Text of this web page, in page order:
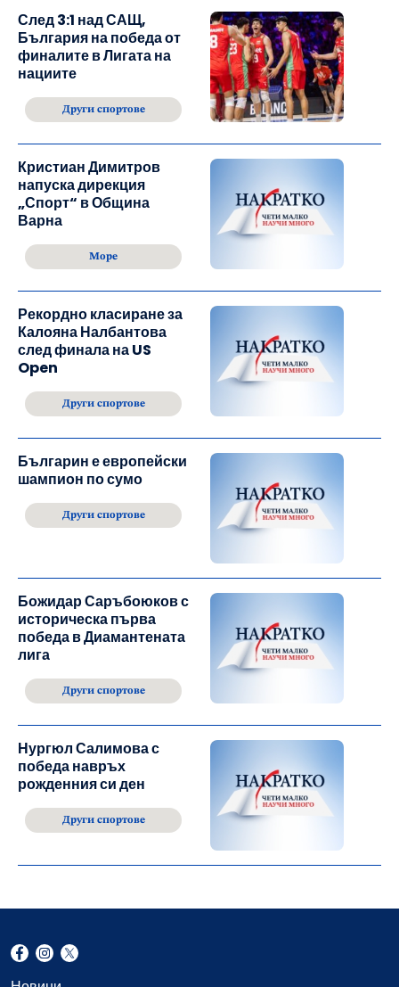
След 3:1 над САЩ,
България на победа от
финалите в Лигата на
нациите
Други спортове
Кристиан Димитров
напуска дирекция
„Спорт“ в Община
Варна
Море
Рекордно класиране за
Калояна Налбантова
след финала на US
Open
Други спортове
Българин е европейски
шампион по сумо
Други спортове
Божидар Саръбоюков с
историческа първа
победа в Диамантената
лига
Други спортове
Нургюл Салимова с
победа навръх
рожденния си ден
Други спортове